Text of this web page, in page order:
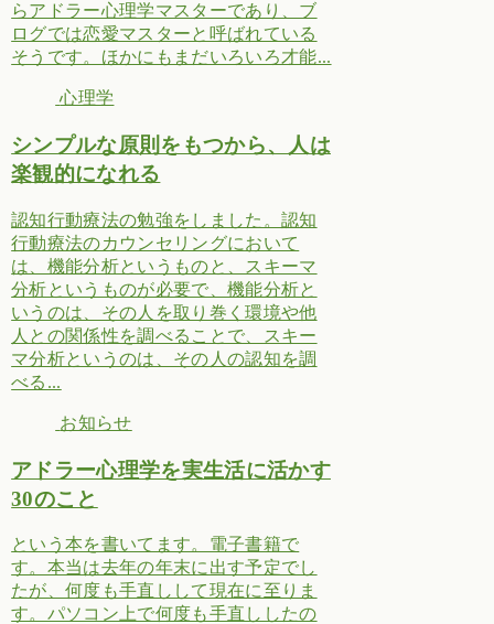
らアドラー心理学マスターであり、ブ
ログでは恋愛マスターと呼ばれている
そうです。ほかにもまだいろいろ才能...
心理学
シンプルな原則をもつから、人は
楽観的になれる
認知行動療法の勉強をしました。認知
行動療法のカウンセリングにおいて
は、機能分析というものと、スキーマ
分析というものが必要で、機能分析と
いうのは、その人を取り巻く環境や他
人との関係性を調べることで、スキー
マ分析というのは、その人の認知を調
べる...
お知らせ
アドラー心理学を実生活に活かす
30のこと
という本を書いてます。電子書籍で
す。本当は去年の年末に出す予定でし
たが、何度も手直しして現在に至りま
す。パソコン上で何度も手直ししたの